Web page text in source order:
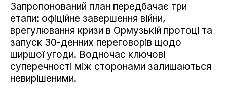
Запропонований план передбачає три
етапи: офіційне завершення війни,
врегулювання кризи в Ормузькій протоці та
запуск 30-денних переговорів щодо
ширшої угоди. Водночас ключові
суперечності між сторонами залишаються
невирішеними.